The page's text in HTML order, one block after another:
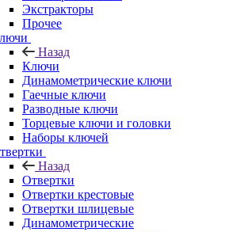
Экстракторы
Прочее
Назад
Ключи
Динамометрические ключи
Гаечные ключи
Разводные ключи
Торцевые ключи и головки
Наборы ключей
Назад
Отвертки
Отвертки крестовые
Отвертки шлицевые
Динамометрические